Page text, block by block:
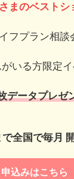
まのベストシ
フプラン相談
いる方限定イ
データプレゼ
全国で毎月
込みはこちら